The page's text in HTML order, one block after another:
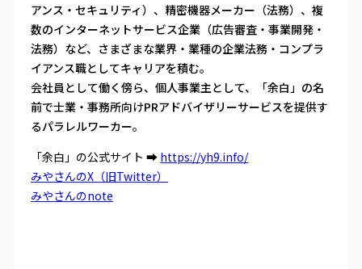
アンス・セキュリティ）、精密機器メーカー（法務）、複
数のインターネットサービス企業（広告審査・事業開発・
法務）など、さまざまな業界・業種の企業法務・コンプラ
イアンス職としてキャリアを積む。
会社員として働く傍ら、個人事業主として、「余白」の名
前で士業・事務所向けPRアドバイザリーサービスを提供す
るパラレルワーカー。
「余白」の公式サイト ➡ https://yh9.info/
みやさんのX（旧Twitter）
みやさんのnote